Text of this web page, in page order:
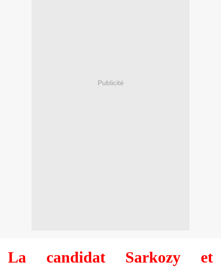
Publicité
La candidat Sarkozy et